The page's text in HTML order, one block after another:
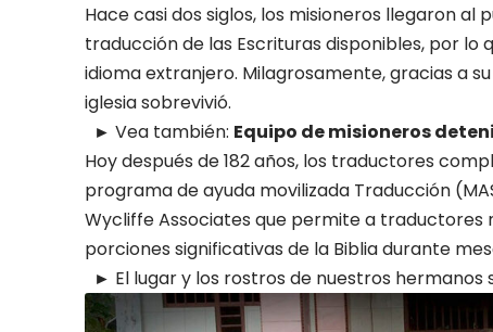
Hace casi dos siglos, los misioneros llegaron al
traducción de las Escrituras disponibles, por lo
idioma extranjero. Milagrosamente, gracias a
iglesia sobrevivió.
► Vea también: Equipo de misioneros
Hoy después de 182 años, los traductores
programa de ayuda movilizada Traducción
Wycliffe Associates que permite a
porciones significativas de la Biblia durante
► El lugar y los rostros de nuestros hermanos